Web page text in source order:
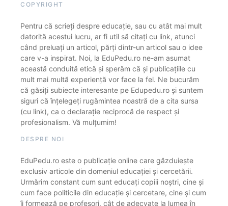
COPYRIGHT
Pentru că scrieți despre educație, sau cu atât mai mult
datorită acestui lucru, ar fi util să citați cu link, atunci
când preluați un articol, părți dintr-un articol sau o idee
care v-a inspirat. Noi, la EduPedu.ro ne-am asumat
această conduită etică și sperăm că și publicațiile cu
mult mai multă experiență vor face la fel. Ne bucurăm
că găsiți subiecte interesante pe Edupedu.ro și suntem
siguri că înțelegeți rugămintea noastră de a cita sursa
(cu link), ca o declarație reciprocă de respect și
profesionalism. Vă mulțumim!
DESPRE NOI
EduPedu.ro este o publicație online care găzduiește
exclusiv articole din domeniul educației și cercetării.
Urmărim constant cum sunt educați copiii noștri, cine și
cum face politicile din educație și cercetare, cine și cum
îi formează pe profesori, cât de adecvate la lumea în